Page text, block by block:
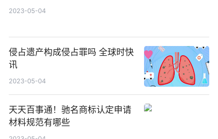
2023-05-04
侵占遗产构成侵占罪吗 全球时快
讯
2023-05-04
天天百事通！驰名商标认定申请
材料规范有哪些